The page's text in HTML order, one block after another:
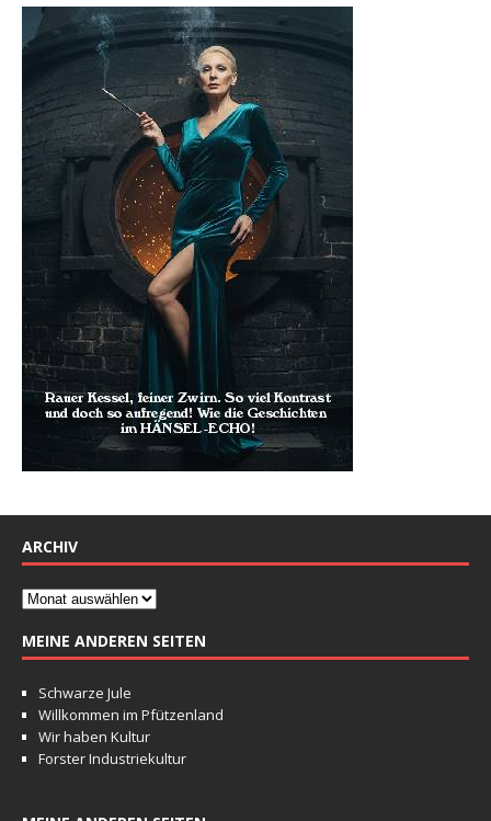
ARCHIV
MEINE ANDEREN SEITEN
Schwarze Jule
Willkommen im Pfützenland
Wir haben Kultur
Forster Industriekultur